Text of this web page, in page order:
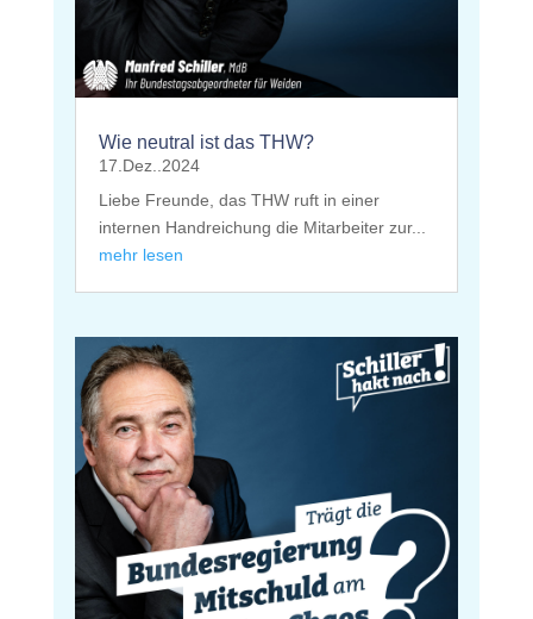
Wie neutral ist das THW?
17.Dez..2024
Liebe Freunde, das THW ruft in einer
internen Handreichung die Mitarbeiter zur...
mehr lesen